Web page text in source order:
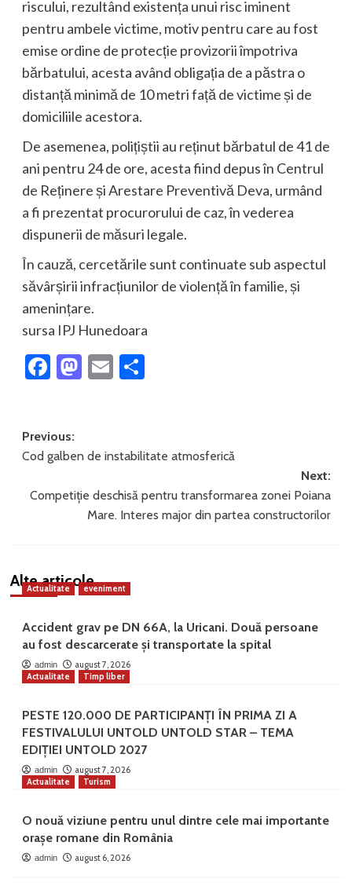
riscului, rezultând existența unui risc iminent
pentru ambele victime, motiv pentru care au fost
emise ordine de protecție provizorii împotriva
bărbatului, acesta având obligația de a păstra o
distanță minimă de 10 metri față de victime și de
domiciliile acestora.
De asemenea, polițiștii au reținut bărbatul de 41 de
ani pentru 24 de ore, acesta fiind depus în Centrul
de Reținere și Arestare Preventivă Deva, urmând
a fi prezentat procurorului de caz, în vederea
dispunerii de măsuri legale.
În cauză, cercetările sunt continuate sub aspectul
săvârșirii infracțiunilor de violență în familie, și
amenințare.
sursa IPJ Hunedoara
Facebook
Mastodon
EmailPartajează
Post
navigation
Previous:
Cod galben de instabilitate atmosferică
Next:
Competiție deschisă pentru transformarea zonei Poiana
Mare. Interes major din partea constructorilor
Alte articole
Actualitate eveniment
Accident grav pe DN 66A, la Uricani. Două persoane
au fost descarcerate și transportate la spital
admin
august 7, 2026
Actualitate
Timp liber
PESTE 120.000 DE PARTICIPANȚI ÎN PRIMA ZI A
FESTIVALULUI UNTOLD UNTOLD STAR – TEMA
EDIȚIEI UNTOLD 2027
admin
august 7, 2026
Actualitate
Turism
O nouă viziune pentru unul dintre cele mai importante
orașe romane din România
admin august 6, 2026